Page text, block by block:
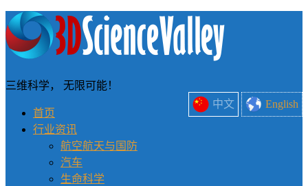
中文 English
三维科学， 无限可能！
首页
行业资讯
航空航天与国防
汽车
生命科学